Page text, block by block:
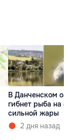
В Данченском
гибнет рыба на
сильной жары
2 дня назад